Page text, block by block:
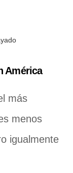
América
más
menos
igualmente